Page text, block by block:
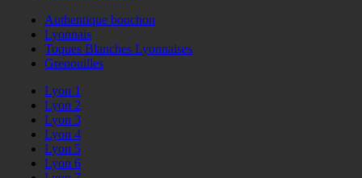
Authentique bouchon
Lyonnais
Toques Blanches Lyonnaises
Grenouilles
Lyon 1
Lyon 2
Lyon 3
Lyon 4
Lyon 5
Lyon 6